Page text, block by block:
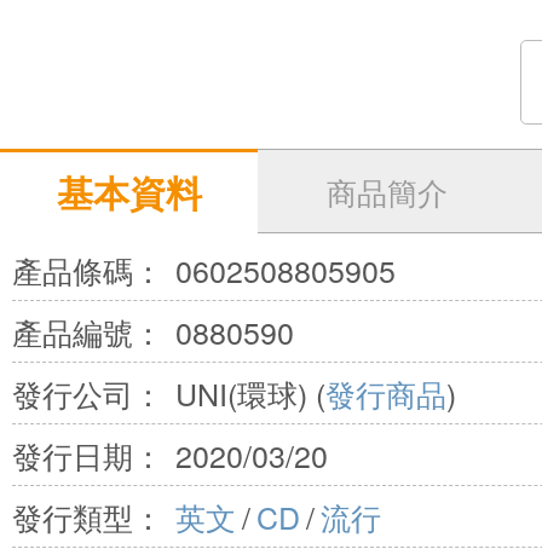
基本資料
商品簡介
產品條碼：
0602508805905
產品編號：
0880590
發行公司：
UNI(環球) (發行商品)
發行日期：
2020/03/20
發行類型： 英文/CD/流行